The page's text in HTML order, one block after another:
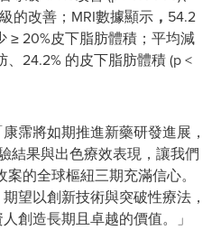
的改善；MRI數據顯示 ， 54.2
≥ 20%皮下脂肪體積；平均減
、24.2% 的皮下脂肪體積 (p <
康霈將如期推進新藥研發進展，
結果與出色療效表現，讓我們
的全球樞紐三期充滿信心。
望以創新技術與突破性療法，
創造長期且卓越的價值。」